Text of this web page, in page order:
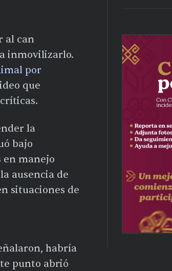
al can
inmovilizarlo.
por
que
la
bajo
en manejo
ausencia de
situaciones de
habría
punto abrió